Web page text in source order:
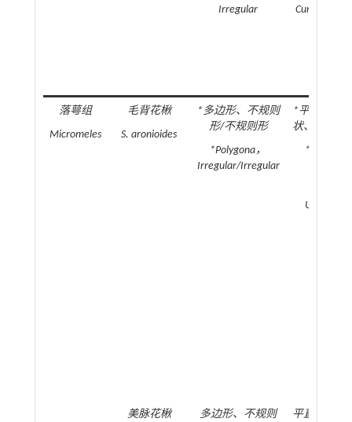
Irregular
Curved；
落萼组
Micromeles
毛背花楸
S. aronioides
*多边形、不规则
形/不规则形
*Polygona，
Irregular/Irregular
*平直、弧
状、波状；
*Straight
Undulate
美脉花楸
多边形、不规则
平直、弧状